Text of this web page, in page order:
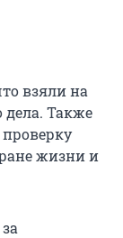
взяли на
дела. Также
жизни и